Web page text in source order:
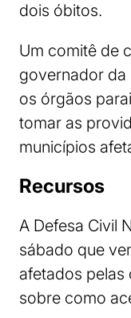
dois óbitos.
Um comitê de
governador da
os órgãos
tomar as
municípios
Recursos
A Defesa Civil
sábado que
afetados pelas
sobre como